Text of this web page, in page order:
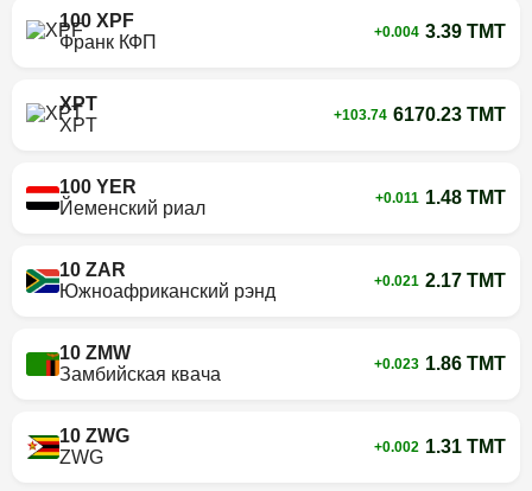
100 XPF
Франк КФП
+0.004 3.39 TMT
XPT
XPT
+103.74 6170.23 TMT
100 YER
Йеменский риал
+0.011 1.48 TMT
10 ZAR
Южноафриканский рэнд
+0.021 2.17 TMT
10 ZMW
Замбийская квача
+0.023 1.86 TMT
10 ZWG
ZWG
+0.002 1.31 TMT